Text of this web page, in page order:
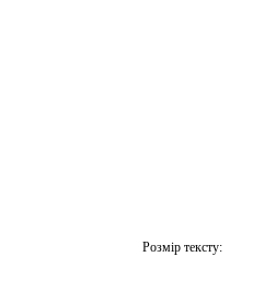
Розмір тексту: